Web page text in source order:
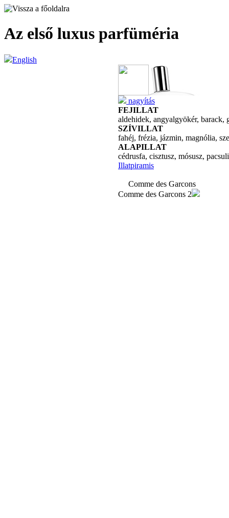
Az első luxus parfüméria
English
nagyítás
FEJILLAT
aldehidek, angyalgyökér, barack,
SZÍVILLAT
fahéj, frézia, jázmin, magnólia,
ALAPILLAT
cédrusfa, cisztusz, mósusz,
Illatpiramis
Comme des Garcons
Comme des Garcons 2